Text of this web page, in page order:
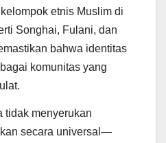
etnis Muslim di
Songhai, Fulani, dan
bahwa identitas
komunitas yang
tidak menyerukan
secara universal—